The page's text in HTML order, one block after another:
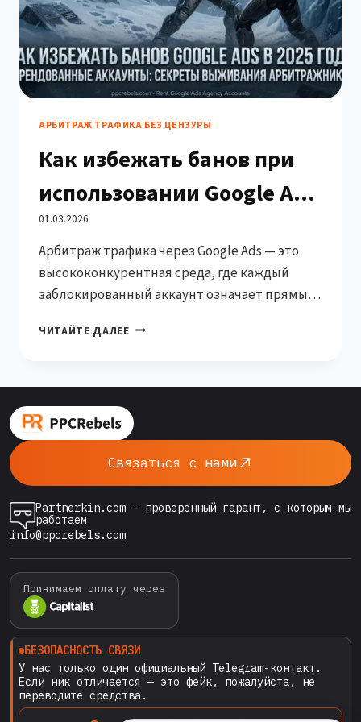
АРБИТРАЖ ТРАФИКА БЕЗ ЦЕНЗУРЫ
Как избежать банов при
использовании Google Ads
Rented Accounts
01.03.2026
Арбитраж трафика через Google Ads — это
высококонкурентная среда, где каждый
заблокированный аккаунт означает прямые
(арендованных) аккаунтов Google Ads стало
сталкиваются с внезапными банами. В этой
статье мы разберём, почему Google банит
защитить арендованный аккаунт, и что
делать,…
ЧИТАЙТЕ ДАЛЕЕКАК
GOOGLE
ADS
ACCOUNTS
Связаться с нами
Partnerkin.com – проверенный гарант, с которым мы
работаем
info@ppcrebels.com
Принимаем оплату через
БЕЗОПАСНОСТЬ СВЯЗИ
У нас только один официальный Telegram-контакт.
Если ник отличается — это фейк, пожалуйста, не
переводите средства.